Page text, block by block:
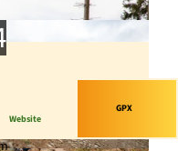
Website
GPX